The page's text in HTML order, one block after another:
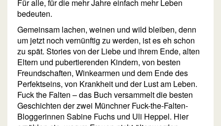
Für alle, für die mehr Jahre einfach mehr Leben
bedeuten.
Gemeinsam lachen, weinen und wild bleiben, denn
um jetzt noch vernünftig zu werden, ist es eh schon
zu spät. Stories von der Liebe und ihrem Ende, alten
Eltern und pubertierenden Kindern, von besten
Freundschaften, Winkearmen und dem Ende des
Perfektseins, von Krankheit und der Lust am Leben.
Fuck the Falten – das Buch versammelt die besten
Geschichten der zwei Münchner Fuck-the-Falten-
Bloggerinnen Sabine Fuchs und Uli Heppel. Hier